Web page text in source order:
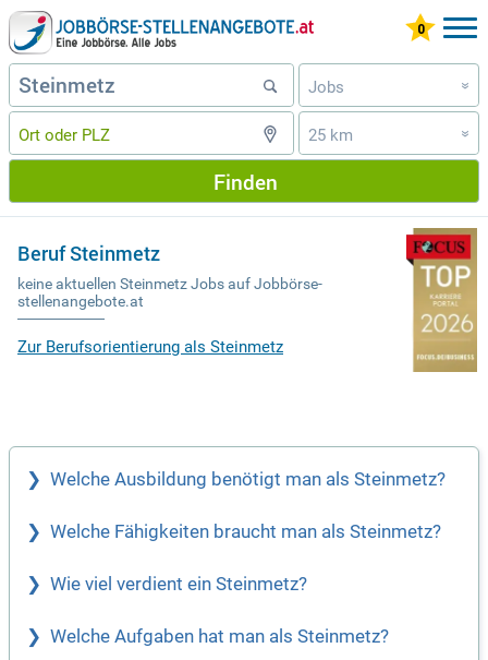
Jobs »
25 km »
Finden
Beruf Steinmetz
keine aktuellen Steinmetz Jobs auf Jobbörse-
stellenangebote.at
Zur Berufsorientierung als Steinmetz
Welche Ausbildung benötigt man als Steinmetz?
Welche Fähigkeiten braucht man als Steinmetz?
Wie viel verdient ein Steinmetz?
Welche Aufgaben hat man als Steinmetz?